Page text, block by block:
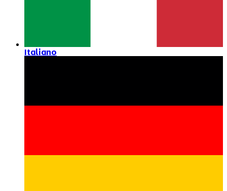
Italiano